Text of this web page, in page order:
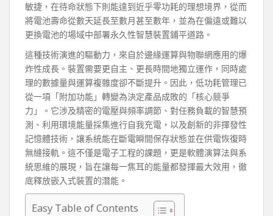
敏捷，在待命狀態下則能達到近乎零功耗的理想境界，從而
將電池壽命從數天延長至數月甚至數年，並為在偏遠或難以
更換電池的場域中部署永久性智慧裝置鋪平道路。
這種技術演進的驅動力，來自於邊緣運算與物聯網應用的爆
炸性成長。裝置需要更自主、更長時間地獨立運作，同時處
理的數據量與運算複雜度卻不斷提升。因此，低功耗管理已
從一項「附加功能」轉變為決定產品成敗的「核心競爭
力」。它涉及精密的電壓與頻率調節、對任務負載的智慧預
測、利用環境能量採集進行自我充電，以及創新的非揮發性
記憶體技術，讓系統能在斷電瞬間保存狀態並在供電恢復時
無縫接軌。這不僅是電子工程的課題，更是軟體演算法與系
統思維的展現，旨在讓每一焦耳的能量都發揮最大效用，徹
底釋放嵌入式裝置的潛能。
Easy Table of Contents